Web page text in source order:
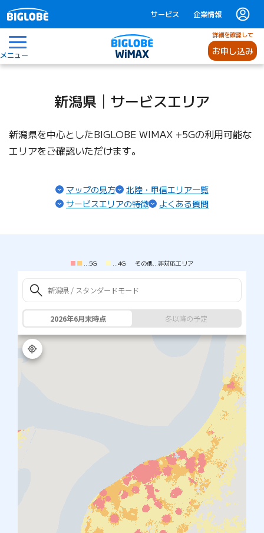
サービス 企業情報
メニュー
詳細を確認して
お申し込み
新潟県│サービスエリア
新潟県を中心としたBIGLOBE WIMAX +5Gの利用可能な
エリアをご確認いただけます。
マップの見方
北陸・甲信エリア一覧
サービスエリアの特徴
よくある質問
5G 4G その他 非対応エリア